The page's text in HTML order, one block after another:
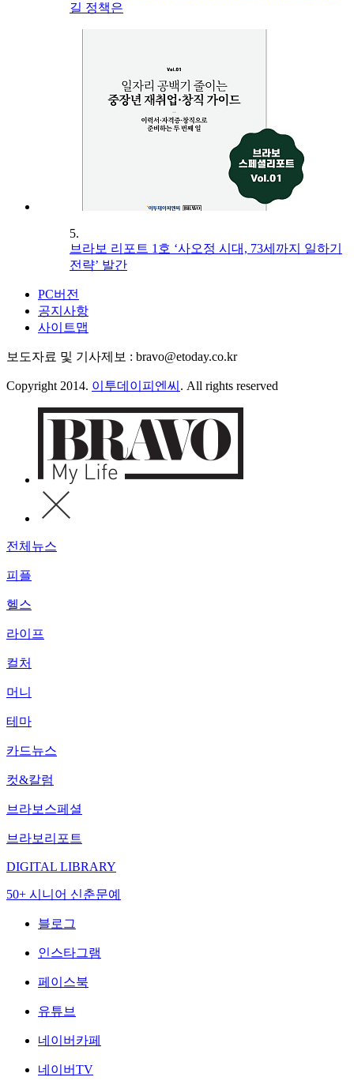
길 정책은
5.
브라보 리포트 1호 ‘사오정 시대, 73세까지 일하기
전략’ 발간
PC버전
공지사항
사이트맵
보도자료 및 기사제보 : bravo@etoday.co.kr
Copyright 2014. 이투데이피엔씨 . All rights reserved
전체뉴스
피플
헬스
라이프
컬처
머니
테마
카드뉴스
컷&칼럼
브라보스페셜
브라보리포트
DIGITAL LIBRARY
50+ 시니어 신춘문예
블로그
인스타그램
페이스북
유튜브
네이버카페
네이버TV